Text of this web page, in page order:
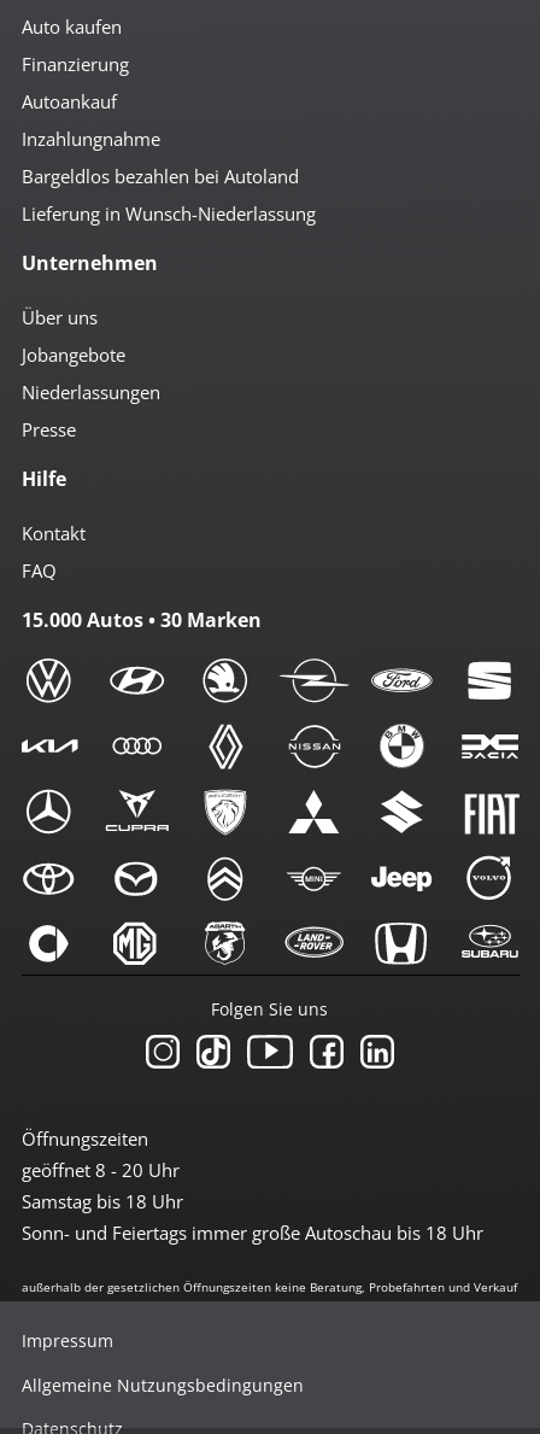
Auto kaufen
Finanzierung
Autoankauf
Inzahlungnahme
Bargeldlos bezahlen bei Autoland
Lieferung in Wunsch-Niederlassung
Unternehmen
Über uns
Jobangebote
Niederlassungen
Presse
Hilfe
Kontakt
FAQ
15.000 Autos • 30 Marken
Öffnungszeiten
geöffnet 8 - 20 Uhr
Samstag bis 18 Uhr
Sonn- und Feiertags immer große Autoschau bis 18 Uhr
Folgen Sie uns
außerhalb der gesetzlichen Öffnungszeiten keine Beratung, Probefahrten und Verkauf
Impressum
Allgemeine Nutzungsbedingungen
Datenschutz